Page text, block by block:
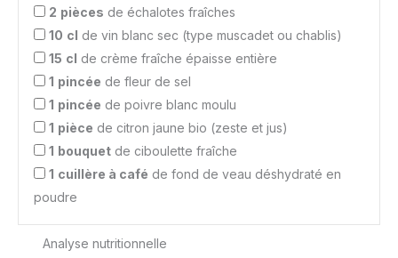
2 pièces de échalotes fraîches
10 cl de vin blanc sec (type muscadet ou chablis)
15 cl de crème fraîche épaisse entière
1 pincée de fleur de sel
1 pincée de poivre blanc moulu
1 pièce de citron jaune bio (zeste et jus)
1 bouquet de ciboulette fraîche
1 cuillère à café de fond de veau déshydraté en
poudre
Analyse nutritionnelle